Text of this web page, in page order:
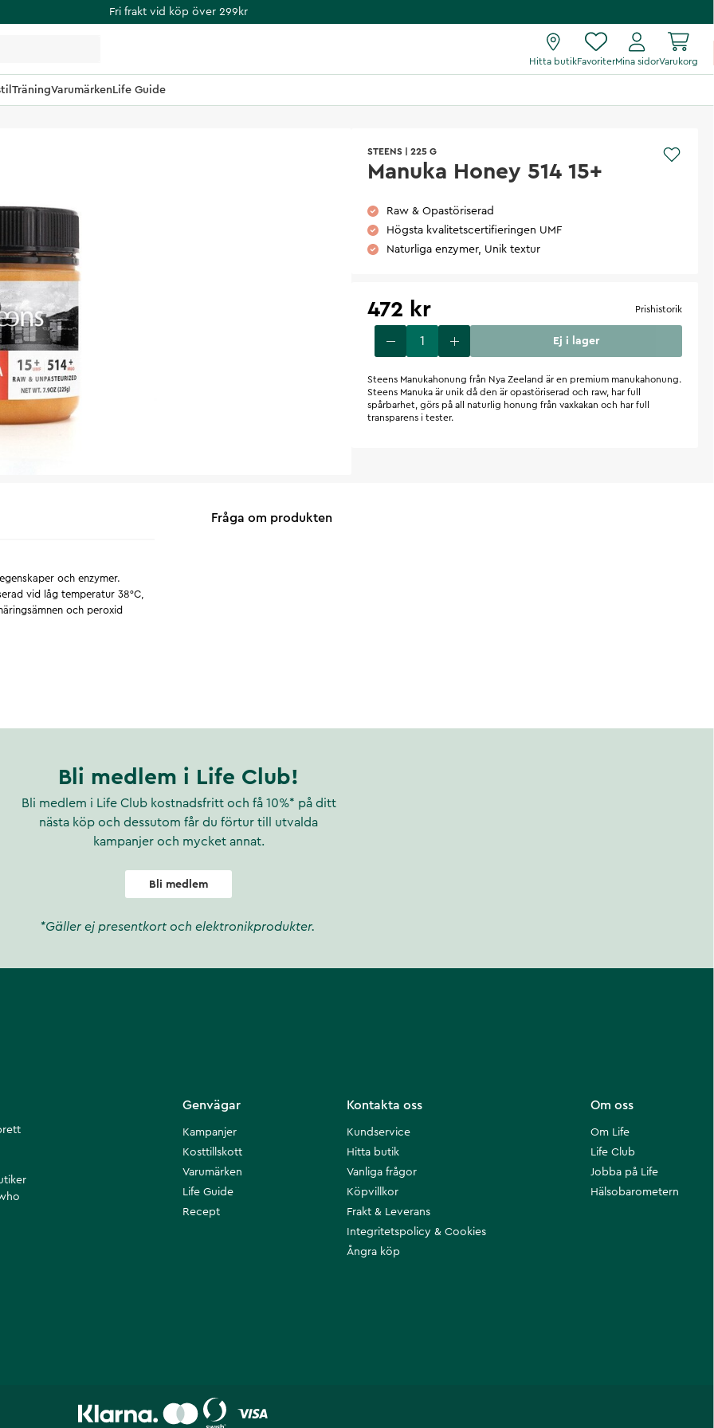
Fri frakt vid köp över 299kr
Hitta butikFavoriterMina sidorVarukorg
TräningVarumärkenLife Guide
STEENS 225 G
Manuka Honey 514 15+
Raw & Opastöriserad
Högsta kvalitetscertifieringen UMF
Naturliga enzymer, Unik textur
472 kr Prishistorik
Ej i lager
Steens Manukahonung från Nya Zeeland är en premium manukahonung.
Steens Manuka är unik då den är opastöriserad och raw, har full
spårbarhet, görs på all naturlig honung från vaxkakan och har full
transparens i tester.
och enzymer.
vid låg temperatur 38°C,
och peroxid
är vaxet – inget annat. För
även UMF certifiering på
honungen har skördats på
Leptosperin och
Fråga om produkten
Bli medlem i Life Club!
Bli medlem i Life Club kostnadsfritt och få 10%* på ditt
nästa köp och dessutom får du förtur till utvalda
kampanjer och mycket annat.
Bli medlem
*Gäller ej presentkort och elektronikprodukter.
Om oss
Om Life
Life Club
Jobba på Life
Hälsobarometern
Kontakta oss
Kundservice
Hitta butik
Vanliga frågor
Köpvillkor
Frakt & Leverans
Integritetspolicy & Cookies
Ångra köp
Genvägar
Kampanjer
Kosttillskott
Varumärken
Life Guide
Recept